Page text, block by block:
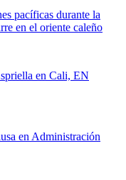
pacíficas durante la
en el oriente caleño
en Cali, EN
en Administración